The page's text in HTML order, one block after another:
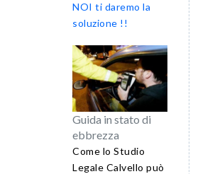
NOI ti daremo la
soluzione !!
Guida in stato di
ebbrezza
Come lo Studio
Legale Calvello può